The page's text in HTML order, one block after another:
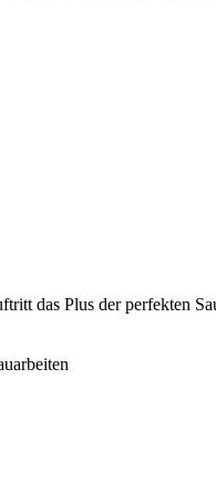
das Plus der perfekten